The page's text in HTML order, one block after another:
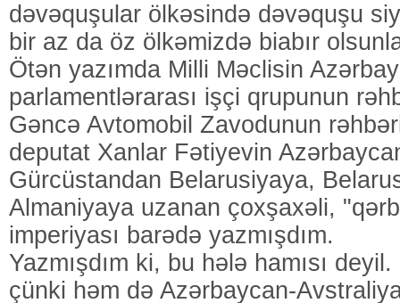
dəvəquşular ölkəsində dəvəquşu
bir az da öz ölkəmizdə biabır
Ötən yazımda Milli Məclisin
parlamentlərarası işçi qrupunun
Gəncə Avtomobil Zavodunun
deputat Xanlar Fətiyevin
Gürcüstandan Belarusiyaya,
Almaniyaya uzanan çoxşaxəli,
imperiyası barədə yazmışdım.
Yazmışdım ki, bu hələ hamısı
çünki həm də Azərbaycan-